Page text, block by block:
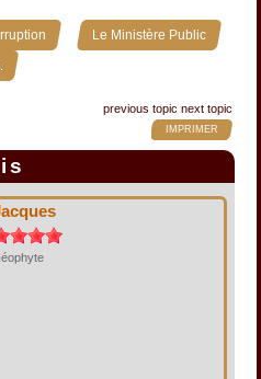
» Le Ministère Public »
previous topic next topic
IMPRIMER